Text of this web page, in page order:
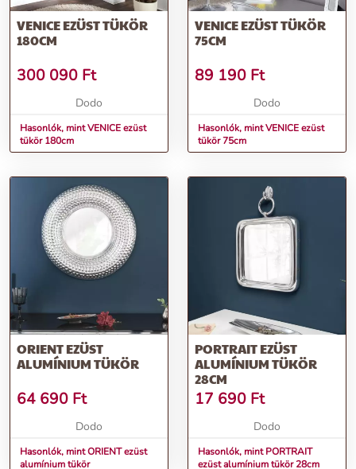
VENICE EZÜST TÜKÖR
180CM
300 090 Ft
Dodo
Hasonlók, mint VENICE ezüst
tükör 180cm
VENICE EZÜST TÜKÖR
75CM
89 190 Ft
Dodo
Hasonlók, mint VENICE ezüst
tükör 75cm
ORIENT EZÜST
ALUMÍNIUM TÜKÖR
64 690 Ft
Dodo
Hasonlók, mint ORIENT ezüst
alumínium tükör
PORTRAIT EZÜST
ALUMÍNIUM TÜKÖR
28CM
17 690 Ft
Dodo
Hasonlók, mint PORTRAIT
ezüst alumínium tükör 28cm